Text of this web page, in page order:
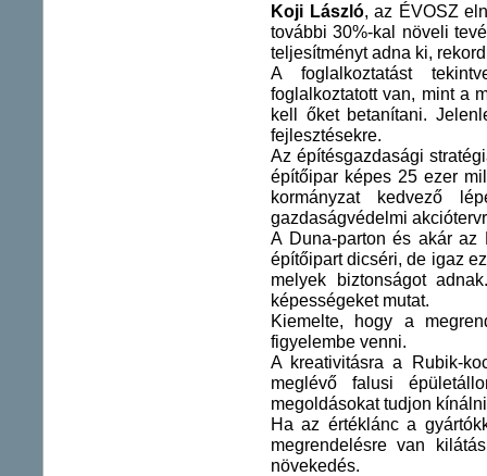
Koji László, az ÉVOSZ
további 30%-kal növeli
teljesítményt adna ki,
A foglalkoztatást
foglalkoztatott van, mint a
kell őket betanítani.
fejlesztésekre.
Az építésgazdasági
építőipar képes 25 ezer
kormányzat kedvező
gazdaságvédelmi
A Duna-parton és akár
építőipart dicséri, de igaz
melyek biztonságot
képességeket mutat.
Kiemelte, hogy a
figyelembe venni.
A kreativitásra a Rubik-
meglévő falusi
megoldásokat tudjon
Ha az értéklánc a
megrendelésre van
növekedés.